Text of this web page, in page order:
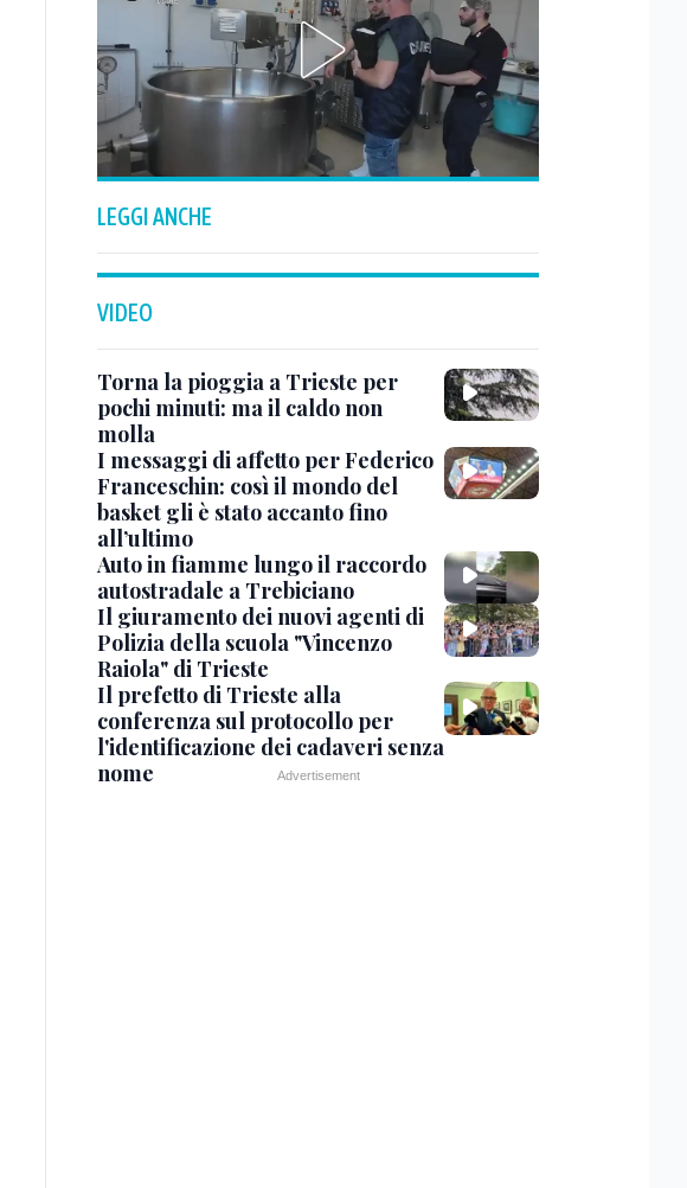
LEGGI ANCHE
VIDEO
Torna la pioggia a Trieste per
pochi minuti: ma il caldo non
molla
I messaggi di affetto per Federico
Franceschin: così il mondo del
basket gli è stato accanto fino
all’ultimo
Auto in fiamme lungo il raccordo
autostradale a Trebiciano
Il giuramento dei nuovi agenti di
Polizia della scuola "Vincenzo
Raiola" di Trieste
Il prefetto di Trieste alla
conferenza sul protocollo per
l'identificazione dei cadaveri senza
nome